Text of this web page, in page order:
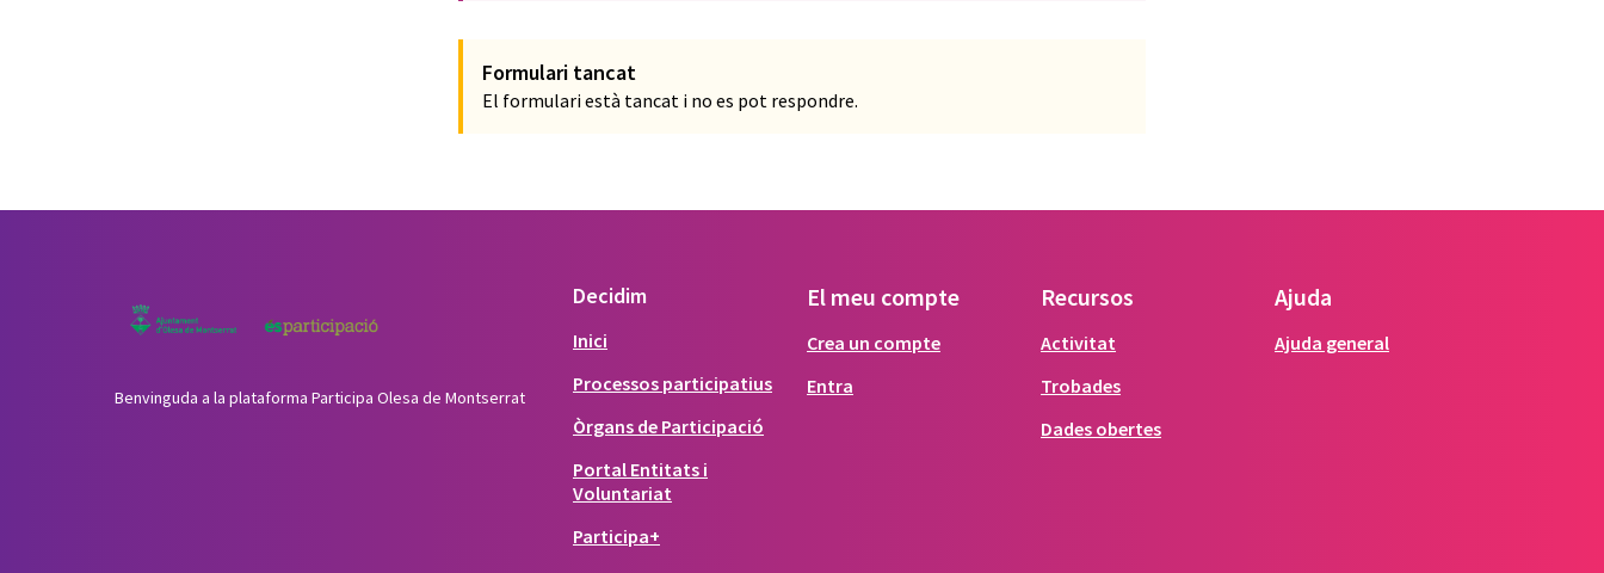
Formulari tancat
El formulari està tancat i no es pot respondre.
Benvinguda a la plataforma Participa Olesa de Montserrat
Decidim
Inici
Processos participatius
Òrgans de Participació
Portal Entitats i
Voluntariat
Participa+
El meu compte
Crea un compte
Entra
Recursos
Activitat
Trobades
Dades obertes
Ajuda
Ajuda general